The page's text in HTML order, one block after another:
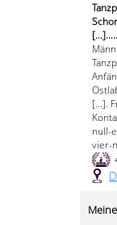
[...].
null-
vier-